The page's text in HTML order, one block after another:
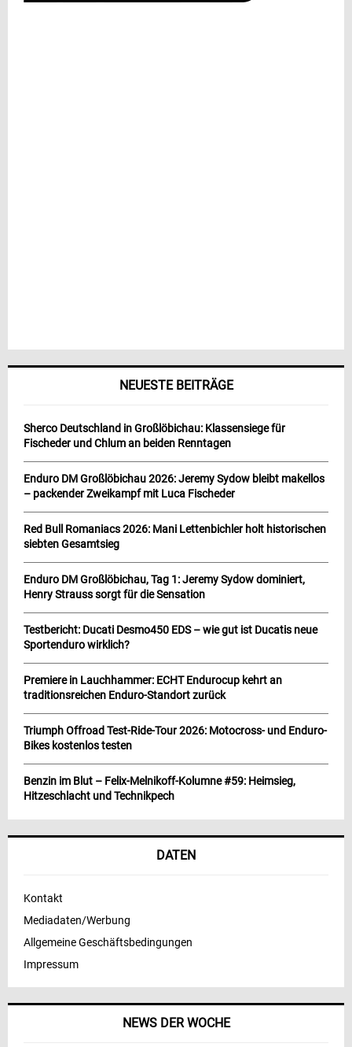
NEWS DER WOCHE
NEUESTE BEITRÄGE
Sherco Deutschland in Großlöbichau: Klassensiege für
Fischeder und Chlum an beiden Renntagen
Enduro DM Großlöbichau 2026: Jeremy Sydow bleibt makellos
– packender Zweikampf mit Luca Fischeder
Red Bull Romaniacs 2026: Mani Lettenbichler holt historischen
siebten Gesamtsieg
Enduro DM Großlöbichau, Tag 1: Jeremy Sydow dominiert,
Henry Strauss sorgt für die Sensation
Testbericht: Ducati Desmo450 EDS – wie gut ist Ducatis neue
Sportenduro wirklich?
Premiere in Lauchhammer: ECHT Endurocup kehrt an
traditionsreichen Enduro-Standort zurück
Triumph Offroad Test-Ride-Tour 2026: Motocross- und Enduro-
Bikes kostenlos testen
Benzin im Blut – Felix-Melnikoff-Kolumne #59: Heimsieg,
Hitzeschlacht und Technikpech
DATEN
Kontakt
Mediadaten/Werbung
Allgemeine Geschäftsbedingungen
Impressum